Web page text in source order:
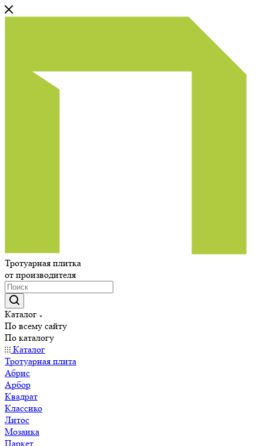
Тротуарная плитка
от производителя
Каталог
По всему сайту
По каталогу
Каталог
Тротуарная плита
Абрис
Арбор
Квадрат
Классико
Литос
Мозаика
Паркет